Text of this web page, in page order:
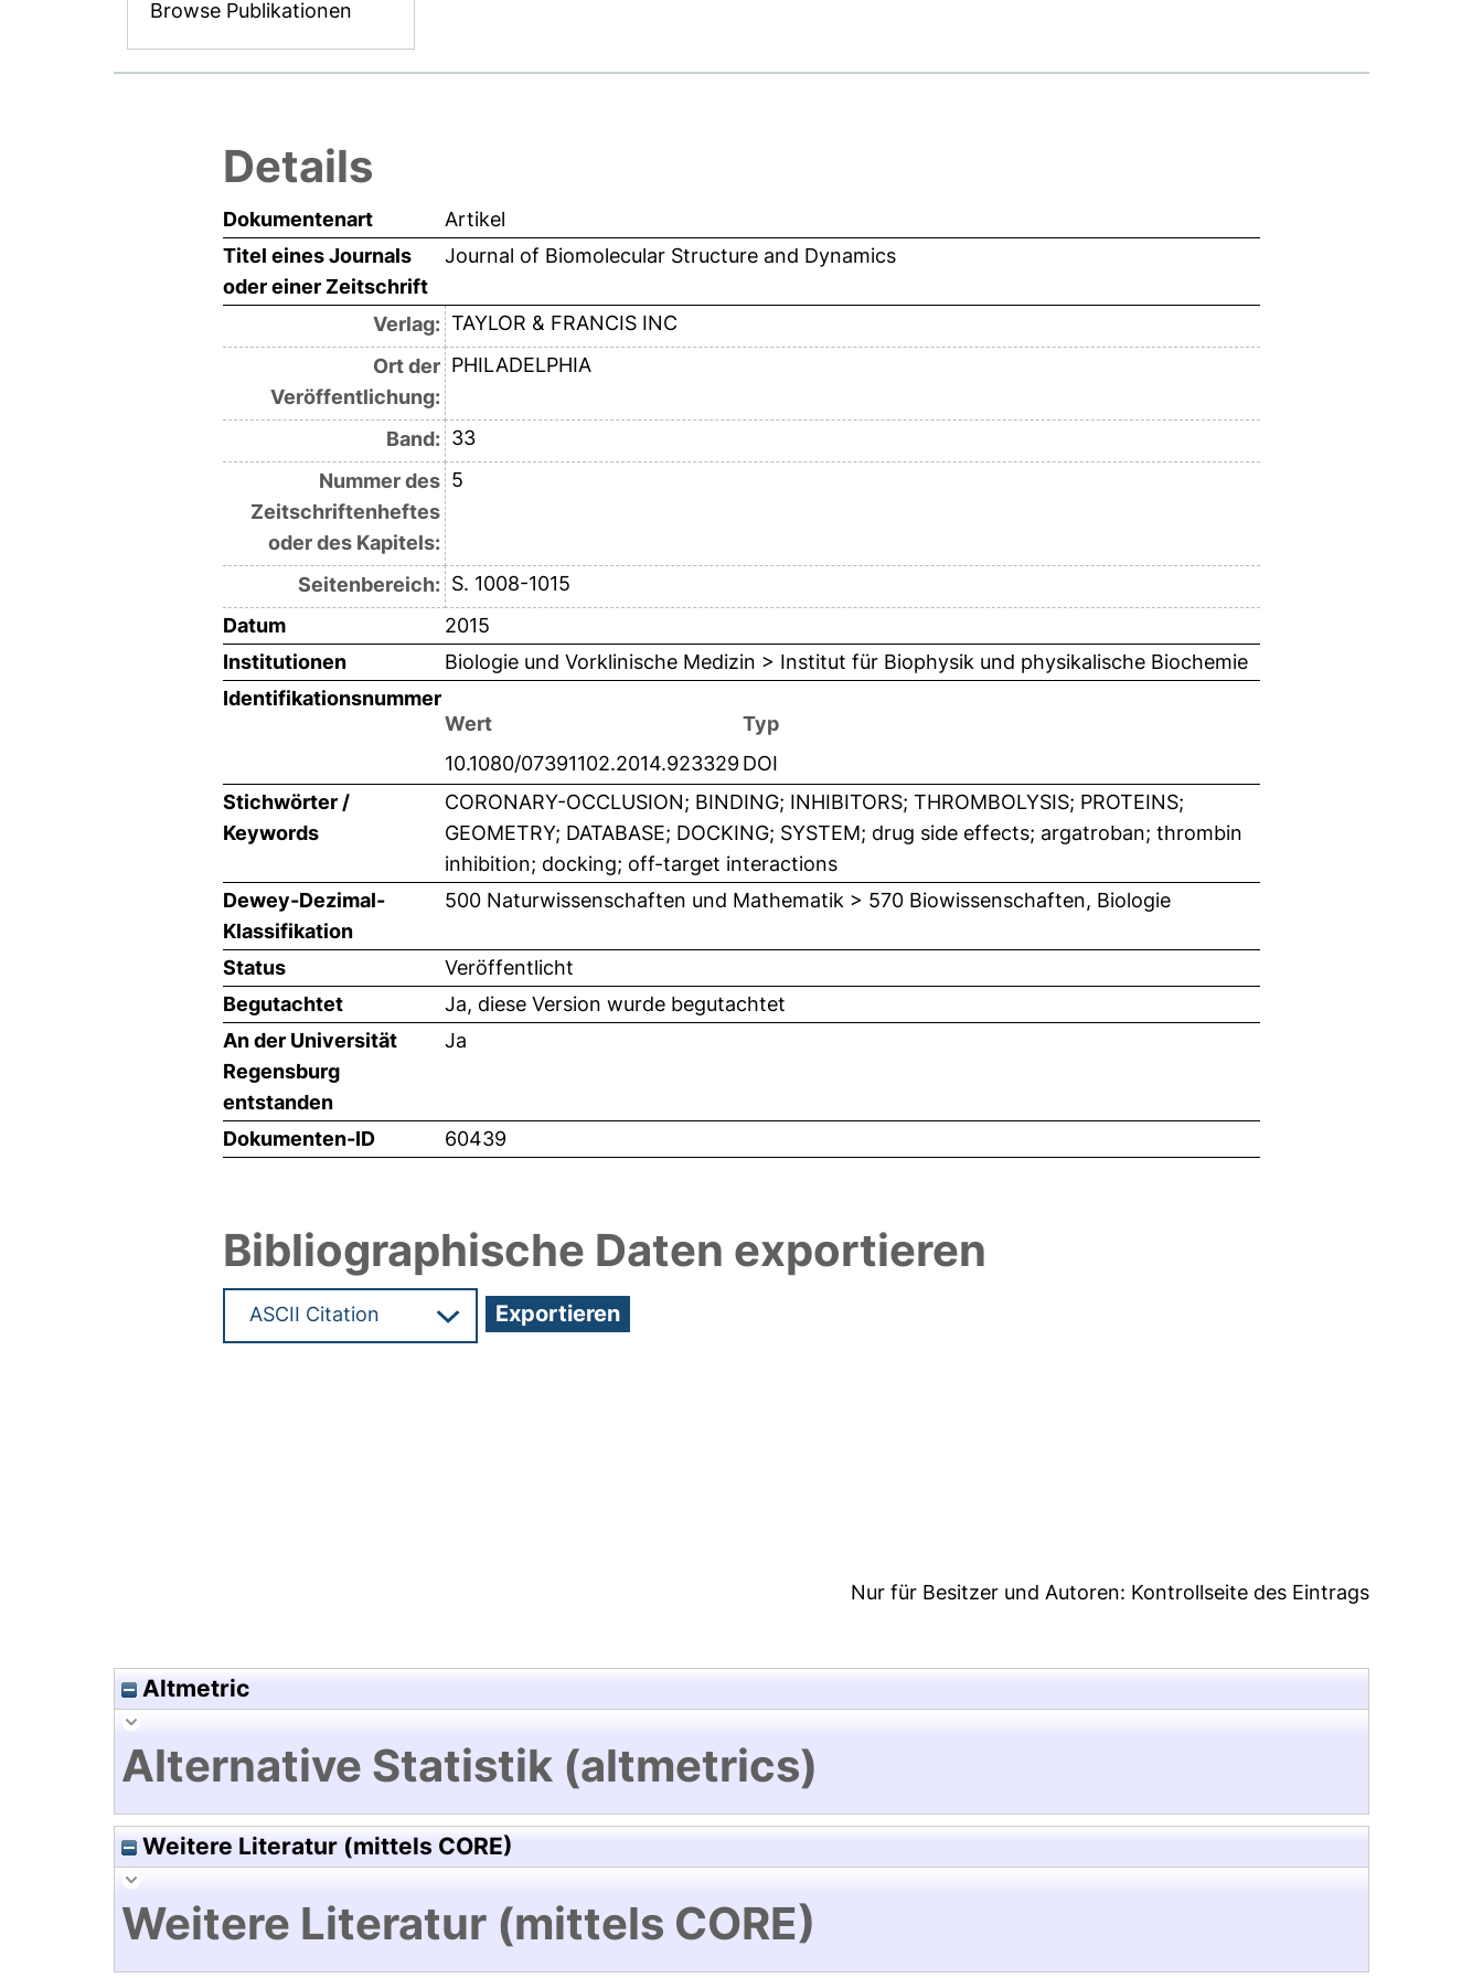
Browse Publikationen
Details
Dokumentenart
Artikel
Titel eines Journals
oder einer Zeitschrift
Journal of Biomolecular Structure and Dynamics
Verlag: TAYLOR & FRANCIS INC
Ort der
Veröffentlichung:
PHILADELPHIA
Band: 33
Nummer des
Zeitschriftenheftes
oder des Kapitels:
5
Seitenbereich: S. 1008-1015
Datum
2015
Institutionen
Biologie und Vorklinische Medizin > Institut für Biophysik und physikalische Biochemie
Identifikationsnummer
Wert
Typ
10.1080/07391102.2014.923329 DOI
Stichwörter /
Keywords
CORONARY-OCCLUSION; BINDING; INHIBITORS; THROMBOLYSIS; PROTEINS;
GEOMETRY; DATABASE; DOCKING; SYSTEM; drug side effects; argatroban; thrombin
inhibition; docking; off-target interactions
Dewey-Dezimal-
Klassifikation
500 Naturwissenschaften und Mathematik > 570 Biowissenschaften, Biologie
Status
Veröffentlicht
Begutachtet
Ja, diese Version wurde begutachtet
An der Universität
Regensburg
entstanden
Ja
Dokumenten-ID 60439
Bibliographische Daten exportieren
Nur für Besitzer und Autoren: Kontrollseite des Eintrags
Altmetric
Alternative Statistik (altmetrics)
Weitere Literatur (mittels CORE)
Weitere Literatur (mittels CORE)